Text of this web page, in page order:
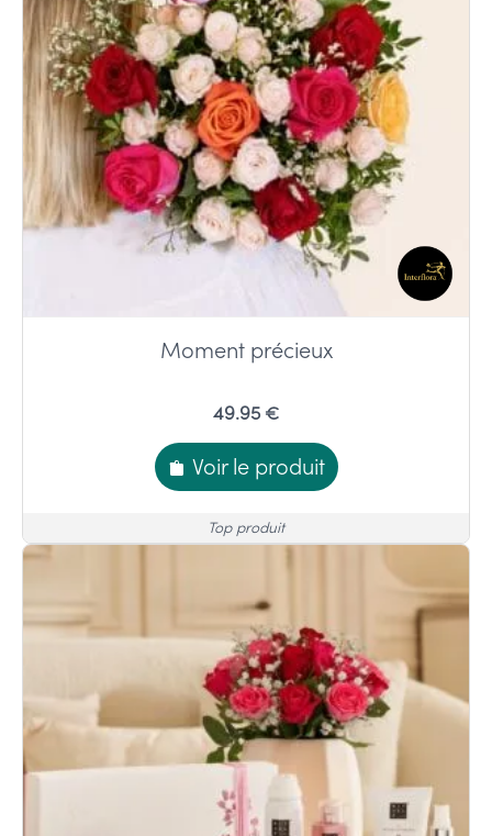
Moment précieux
49.95 €
Voir le produit
Top produit